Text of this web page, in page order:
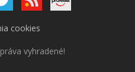
cookies
vyhradené!